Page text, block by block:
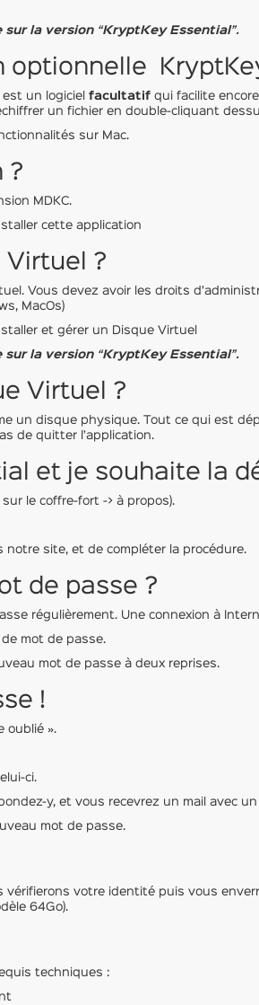
la version “KryptKey Essential”.
optionnelle
un logiciel facultatif qui facilite
un fichier en double-cliquant
sur Mac.
?
MDKC.
cette application
Virtuel ?
Vous devez avoir les droits
MacOs)
et gérer un Disque Virtuel
la version “KryptKey Essential”.
Virtuel ?
un disque physique. Tout ce qui est
de quitter l’application.
et je souhaite la
le coffre-fort -> à propos).
notre site, et de compléter la procédure.
de passe ?
régulièrement. Une connexion à
mot de passe.
mot de passe à deux reprises.
!
oublié ».
ci.
y, et vous recevrez un mail avec
mot de passe.
vérifierons votre identité puis vous
64Go).
techniques :